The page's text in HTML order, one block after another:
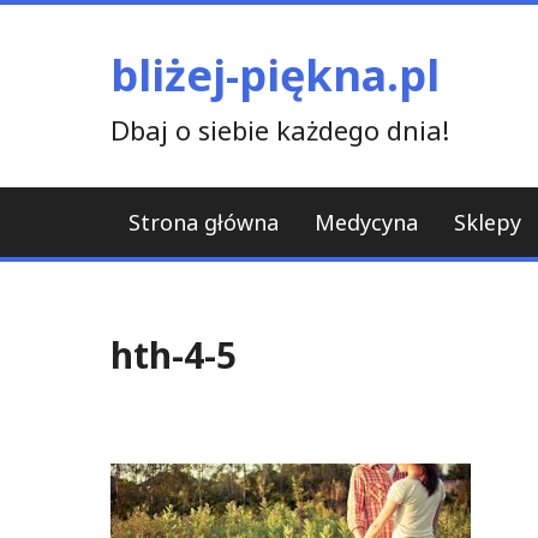
bliżej-piękna.pl
Dbaj o siebie każdego dnia!
Strona główna Medycyna Sklepy
hth-4-5